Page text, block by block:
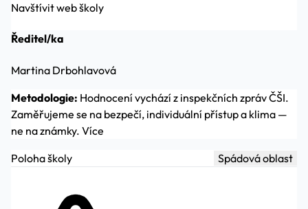
Navštívit web školy
Ředitel/ka
Martina Drbohlavová
Metodologie: Hodnocení vychází z inspekčních zpráv ČŠI.
Zaměřujeme se na bezpečí, individuální přístup a klima —
ne na známky. Více
Poloha školy
Spádová oblast